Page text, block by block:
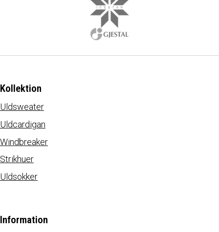
Kollektion
Uldsweater
Uldcardigan
Windbreaker
Strikhuer
Uldsokker
Information